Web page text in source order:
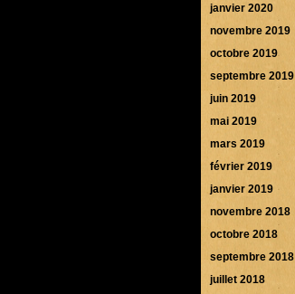
janvier 2020
novembre 2019
octobre 2019
septembre 2019
juin 2019
mai 2019
mars 2019
février 2019
janvier 2019
novembre 2018
octobre 2018
septembre 2018
juillet 2018